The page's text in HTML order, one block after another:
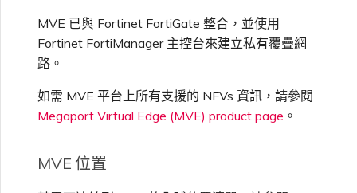
MVE 已與 Fortinet FortiGate 整合，並使用
Fortinet FortiManager 主控台來建立私有覆疊網
路。
如需 MVE 平台上所有支援的 NFVs 資訊，請參閱
Megaport Virtual Edge (MVE) product page 。
MVE 位置